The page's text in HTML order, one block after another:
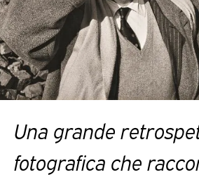
Una grande
fotografica che